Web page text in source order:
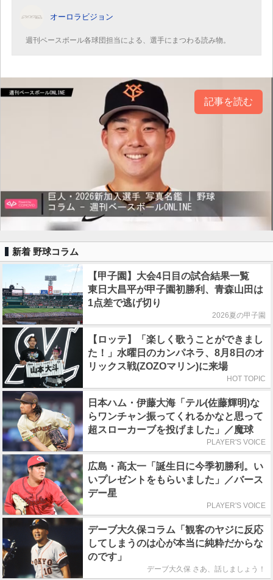
オーロラビジョン
週刊ベースボール各球団担当による、選手にまつわる読み物。
記事を読む
新着 野球コラム
【甲子園】大会4日目の試合結果一覧
東日大昌平が甲子園初勝利、青森山田は
1点差で逃げ切り
2026夏の甲子園
【ロッテ】「楽しく歌うことができまし
た！」水曜日のカンパネラ、8月8日のオ
リックス戦(ZOZOマリン)に来場
HOT TOPIC
日本ハム・伊藤大海「テル(佐藤輝明)な
らワンチャン振ってくれるかなと思って
超スローカーブを投げました」／魔球
PLAYER'S VOICE
広島・高太一「誕生日に今季初勝利。い
いプレゼントをもらいました」／バース
デー星
PLAYER'S VOICE
デーブ大久保コラム「観客のヤジに反応
してしまうのは心が本当に純粋だからな
のです」
デーブ大久保 さあ、話しましょう！